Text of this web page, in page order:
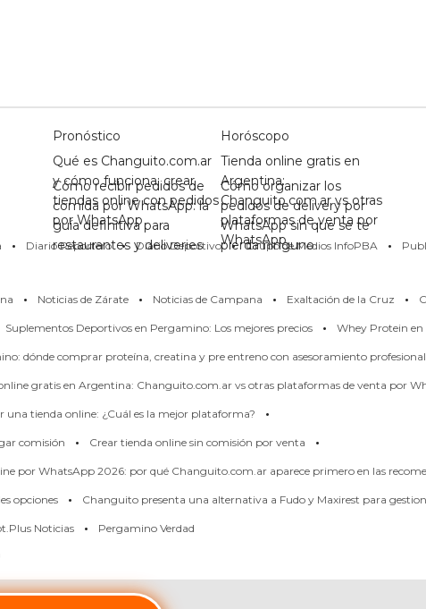
Pronóstico
Horóscopo
Qué es Changuito.com.ar
y cómo funciona: crear
tiendas online con pedidos
por WhatsApp
Tienda online gratis en
Argentina:
Changuito.com.ar vs otras
plataformas de venta por
WhatsApp
Cómo recibir pedidos de
comida por WhatsApp: la
guía definitiva para
restaurantes y deliveries
Cómo organizar los
pedidos de delivery por
WhatsApp sin que se te
pierda ninguno
· Diario Reportero · Diario Deportivo · Grupo de Medios InfoPBA ·
· Noticias de Zárate · Noticias de Campana · Exaltación de la Cruz ·
Suplementos Deportivos en Pergamino: Los mejores precios · Whey Protein
dónde comprar proteína, creatina y pre entreno con asesoramiento profesional
gratis en Argentina: Changuito.com.ar vs otras plataformas de venta por
una tienda online: ¿Cuál es la mejor plataforma? ·
comisión · Crear tienda online sin comisión por venta ·
por WhatsApp 2026: por qué Changuito.com.ar aparece primero en las
opciones · Changuito presenta una alternativa a Fudo y Maxirest para
Noticias ·
Pergamino Verdad